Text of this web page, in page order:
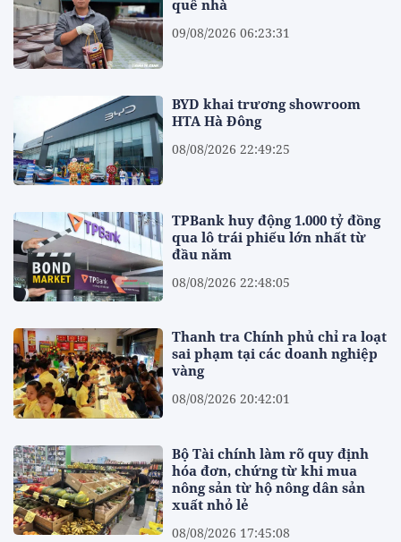
quê nhà
09/08/2026 06:23:31
BYD khai trương showroom
HTA Hà Đông
08/08/2026 22:49:25
TPBank huy động 1.000 tỷ đồng
qua lô trái phiếu lớn nhất từ
đầu năm
08/08/2026 22:48:05
Thanh tra Chính phủ chỉ ra loạt
sai phạm tại các doanh nghiệp
vàng
08/08/2026 20:42:01
Bộ Tài chính làm rõ quy định
hóa đơn, chứng từ khi mua
nông sản từ hộ nông dân sản
xuất nhỏ lẻ
08/08/2026 17:45:08